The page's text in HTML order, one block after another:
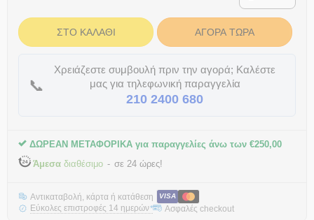
ΣΤΟ ΚΑΛΆΘΙ ΑΓΟΡΆ ΤΏΡΑ
📞
Χρειάζεστε συμβουλή πριν την αγορά; Καλέστε
μας για τηλεφωνική παραγγελία
210 2400 680
ΔΩΡΕΑΝ ΜΕΤΑΦΟΡΙΚΑ για παραγγελίες άνω των €250,00
Άμεσα διαθέσιμο σε 24 ώρες!
Αντικαταβολή, κάρτα ή κατάθεση VISA
Εύκολες επιστροφές 14 ημερών* Ασφαλές checkout